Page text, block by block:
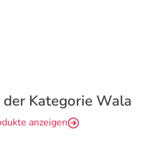
Kategorie Wala
anzeigen